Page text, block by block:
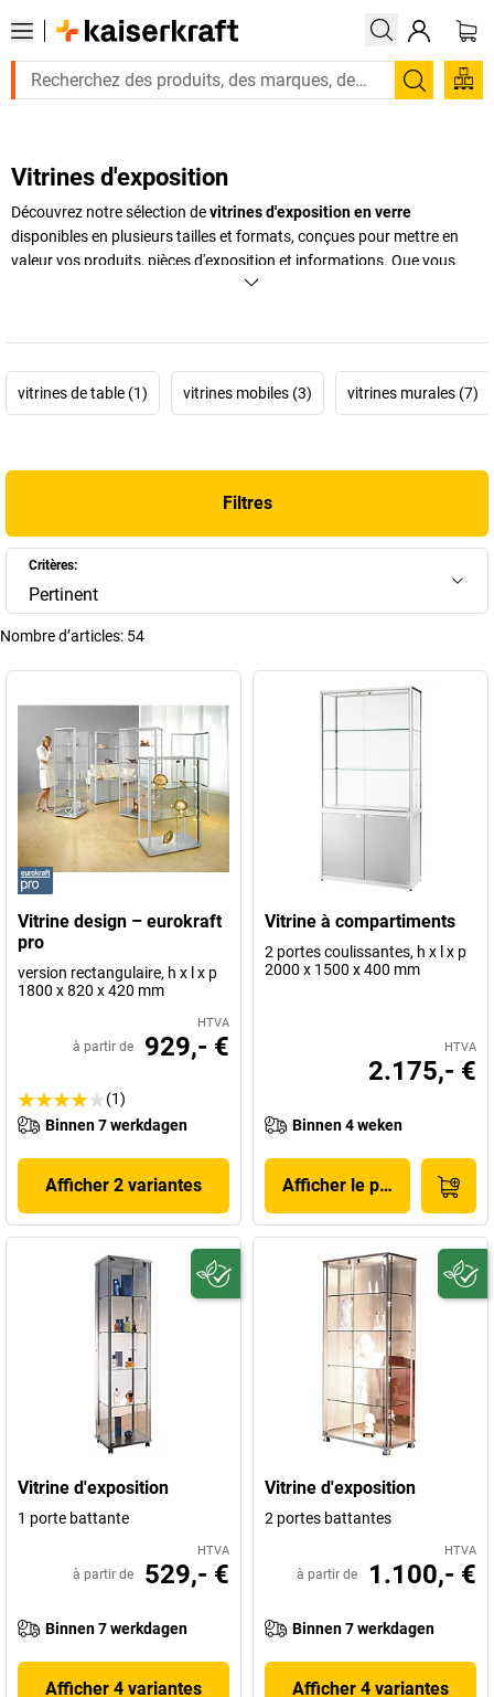
Vitrines d'exposition
Découvrez notre sélection devitrines d'exposition en verre
disponibles en plusieurs tailles et formats, conçues pour mettre en
valeur vos produits, pièces d'exposition et informations. Que vous
meubles vitrines d'exposition
options de vitrines d'exposition fiables, sécurisées et élégantes.
vitrines de table (1) vitrines mobiles (3) vitrines murales (7)
Filtres
Critères:
Pertinent
Nombre d’articles: 54
Vitrine design – eurokraft
pro
version rectangulaire, h x l x p
1800 x 820 x 420 mm
HTVA
à partir de 929,- €
(1)
Binnen 7 werkdagen
Afficher 2 variantes
Vitrine à compartiments
2 portes coulissantes, h x l x p
2000 x 1500 x 400 mm
HTVA
2.175,- €
Binnen 4 weken
Afficher le produit
Vitrine d'exposition
1 porte battante
HTVA
à partir de 529,- €
Binnen 7 werkdagen
Afficher 4 variantes
Vitrine d'exposition
2 portes battantes
HTVA
à partir de 1.100,- €
Binnen 7 werkdagen
Afficher 4 variantes